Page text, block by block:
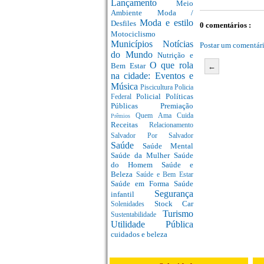
Lançamento Meio
Ambiente Moda /
Desfiles Moda e estilo
Motociclismo
Municípios Notícias
do MundoNutrição e
Bem Estar O que rola
na cidade: Eventos e
Música Piscicultura Policia
Federal Policial Políticas
Públicas Premiação
PrêmiosQuem Ama Cuida
Receitas Relacionamento
Salvador Por Salvador
Saúde Saúde Mental
Saúde da Mulher Saúde
do Homem Saúde e
Beleza Saúde e Bem Estar
Saúde em Forma Saúde
infantil Segurança
Solenidades Stock Car
Sustentabilidade Turismo
Utilidade Pública
cuidados e beleza
0 comentários :
Postar um
←